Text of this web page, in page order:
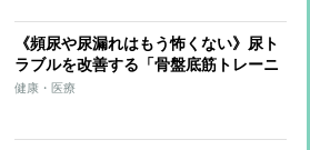
《頻尿や尿漏れはもう怖くない》尿ト
ラブルを改善する「骨盤底筋トレーニ
ング」 ポイントは「5秒吐いて、5秒
健康・医療